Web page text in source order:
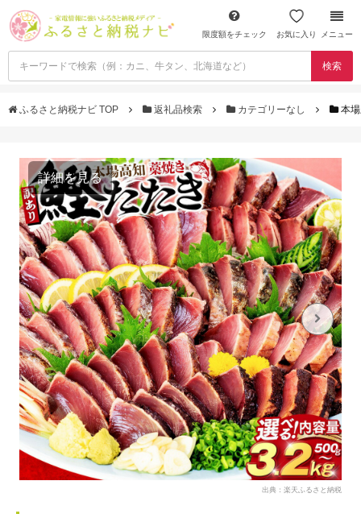
限度額をチェック お気に入り メニュー
検索
ふるさと納税ナビ TOP 返礼品検索 カテゴリーなし 本
詳細を見る
出典：楽天ふるさと納税